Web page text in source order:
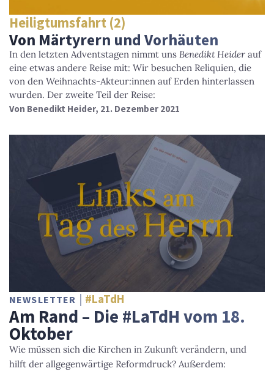
Heiligtumsfahrt (2)
Von Märtyrern und Vorhäuten
In den letzten Adventstagen nimmt uns Benedikt Heider auf
eine etwas andere Reise mit: Wir besuchen Reliquien, die
von den Weihnachts-Akteur:innen auf Erden hinterlassen
wurden. Der zweite Teil der Reise:
Von Benedikt Heider, 21. Dezember 2021
NEWSLETTER #LaTdH
Am Rand – Die #LaTdH vom 18.
Oktober
Wie müssen sich die Kirchen in Zukunft verändern, und
hilft der allgegenwärtige Reformdruck? Außerdem: